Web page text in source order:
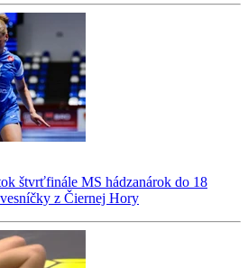
štvrťfinále MS hádzanárok do 18
z Čiernej Hory